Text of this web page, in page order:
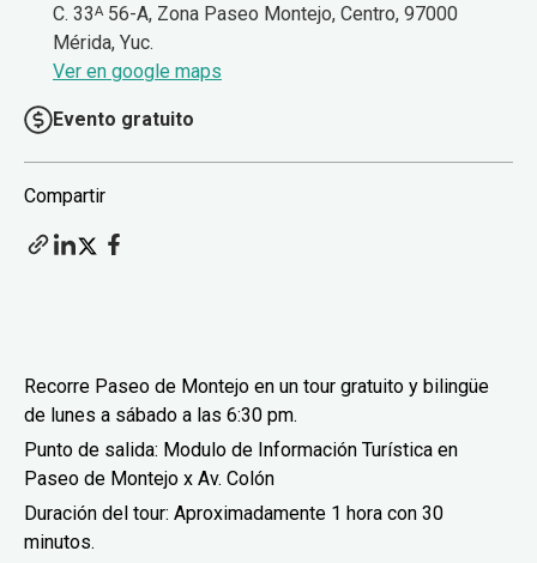
C. 33ᴬ 56-A, Zona Paseo Montejo, Centro, 97000
Mérida, Yuc.
Ver en google maps
Evento gratuito
Compartir
Recorre Paseo de Montejo en un tour gratuito y bilingüe
de lunes a sábado a las 6:30 pm.
Punto de salida: Modulo de Información Turística en
Paseo de Montejo x Av. Colón
Duración del tour: Aproximadamente 1 hora con 30
minutos.